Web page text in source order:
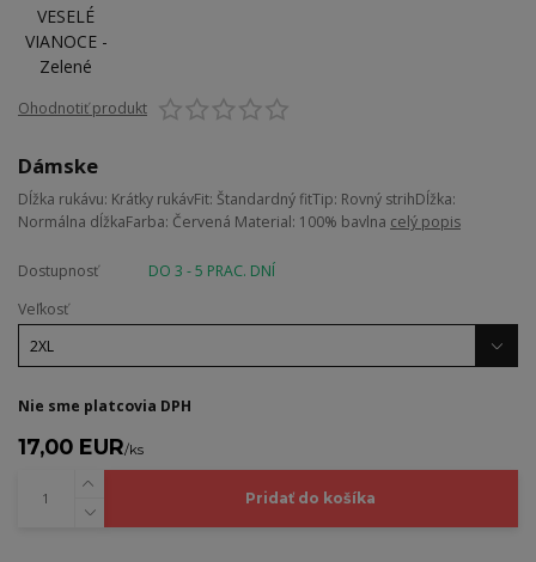
Ohodnotiť produkt
Dámske
Dĺžka rukávu: Krátky rukávFit: Štandardný fitTip: Rovný strihDĺžka:
Normálna dĺžkaFarba: Červená Material: 100% bavlna celý popis
Dostupnosť
DO 3 - 5 PRAC. DNÍ
Veľkosť
Nie sme platcovia DPH
17,00 EUR/ks
Pridať do košíka